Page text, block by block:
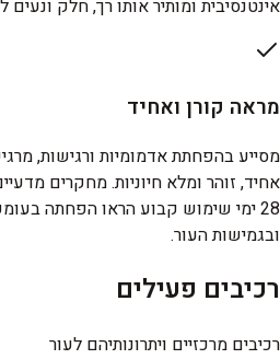
אינטנסיבית ומותיר אותו רך, חלק ונעים
מראה קורן ואחיד
מסייע בהפחתת אדמומיות ורגישות,
אחיד, זוהר ומלא חיוניות. מחקרים
28 ימי שימוש קבוע הראו הפחתה
ובגמישות העור.
רכיבים פעילים
רכיבים מרכזיים ויתרונותיהם לעור